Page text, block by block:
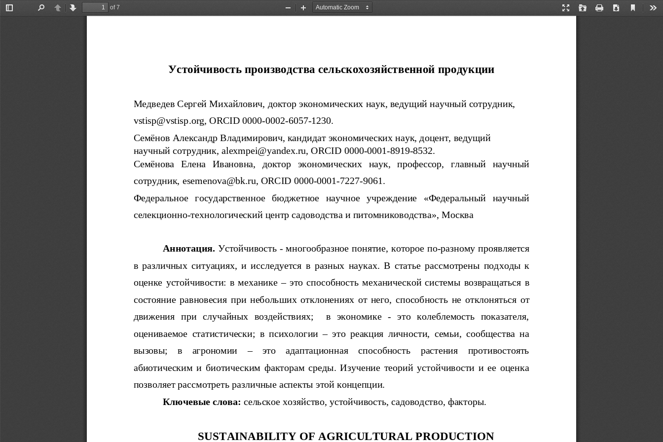
Toggle
PreviousNext
of 7
Presentation
Open Print Download
Current
Zoom
Zoom
Устойчивость производства сельскохозяйственной продукции
Медведев Сергей Михайлович, доктор экономических наук, ведущий научный сотрудник,
vstisp@vstisp.org, ORCID 0000-0002-6057-1230.
Семёнов Александр Владимирович, кандидат экономических наук, доцент, ведущий
научный сотрудник, alexmpei@yandex.ru , ORCID 0000-0001-8919-8532.
Семёнова   Елена   Ивановна,   доктор   экономических   наук,   профессор,   главный   научный
сотрудник, еsemenova@bk .ru ORCID 0000-0001-7227-9061.
Федеральное   государственное   бюджетное   научное   учреждение   «Федеральный   научный
селекционно-технологический центр садоводства и питомниководства», Москва
Аннотация. Устойчивость - многообразное понятие, которое по-разному проявляется
в   различных   ситуациях,   и   исследуется   в   разных   науках.   В   статье   рассмотрены   подходы   к
оценке устойчивости: в механике – это способность механической системы возвращаться в
состояние равновесия при небольших отклонениях от него, способность  не отклоняться от
движения   при   случайных   воздействиях;      в   экономике   -   это   колеблемость   показателя,
оцениваемое   статистически;   в   психологии   –   это   реакция   личности,   семьи,   сообщества   на
вызовы;     в    агрономии     –    это    адаптационная    способность     растения     противостоять
абиотическим  и биотическим  факторам  среды. Изучение  теорий устойчивости  и ее оценка
позволяет рассмотреть различные аспекты этой концепции.
Ключевые слова: сельское хозяйство, устойчивость, садоводство, факторы.
SUSTAINABILITY OF AGRICULTURAL PRODUCTION